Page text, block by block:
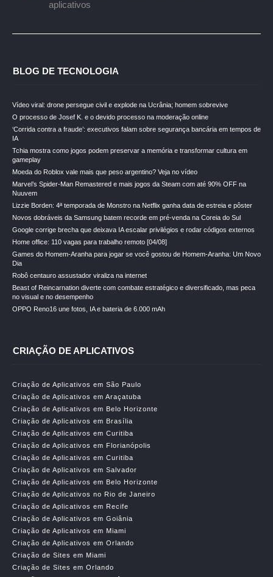
aplicativos
BLOG DE TECNOLOGIA
Vídeo viral: drone persegue civil e explode na Ucrânia; homem sobrevive
O processo de Josef K. e o devido processo na moderação online
‘Corrida contra a fraude’: executivos falam sobre segurança bancária em tempos de
IA
Tchia mostra como jogos podem preservar a memória e transformar cultura em
gameplay
Moeda do Roblox vale mais que peso argentino? Veja no vídeo
Marvel’s Spider-Man Remastered e mais jogos da Steam com até 90% OFF na
Nuuvem
Lizzie Borden: 4ª temporada de Monstro na Netflix ganha data de estreia e pôster
Novos dobráveis da Samsung batem recorde em pré-venda na Coreia do Sul
Google corrige brecha que deixava IA escalar privilégios e rodar códigos externos
Home office: 110 vagas para trabalho remoto [04/08]
Games do Homem-Aranha para jogar se você gostou de Homem-Aranha: Um Novo
Dia
Robô centauro assustador viraliza na internet
Beast of Reincarnation diverte com combate estratégico e diversificado, mas peca
no visual e no desempenho
OPPO Reno16 une fotos, IA e bateria de 6.000 mAh
CRIAÇÃO DE APLICATIVOS
Criação de Aplicativos em São Paulo
Criação de Aplicativos em Araçatuba
Criação de Aplicativos em Belo Horizonte
Criação de Aplicativos em Brasília
Criação de Aplicativos em Curitiba
Criação de Aplicativos em Florianópolis
Criação de Aplicativos em Curitiba
Criação de Aplicativos em Salvador
Criação de Aplicativos em Belo Horizonte
Criação de Aplicativos no Rio de Janeiro
Criação de Aplicativos em Recife
Criação de Aplicativos em Goiânia
Criação de Aplicativos em Miami
Criação de Aplicativos em Orlando
Criação de Sites em Miami
Criação de Sites em Orlando